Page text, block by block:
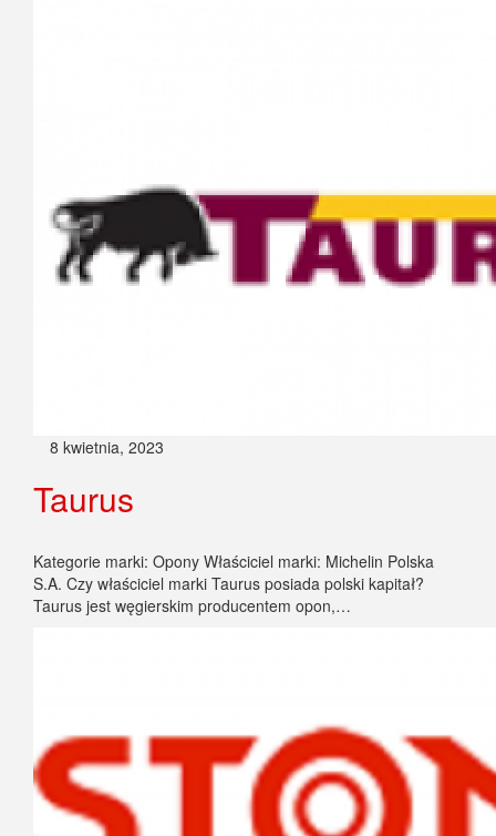
8 kwietnia, 2023
Taurus
Kategorie marki: Opony Właściciel marki: Michelin Polska
S.A. Czy właściciel marki Taurus posiada polski kapitał?
Taurus jest węgierskim producentem opon,…